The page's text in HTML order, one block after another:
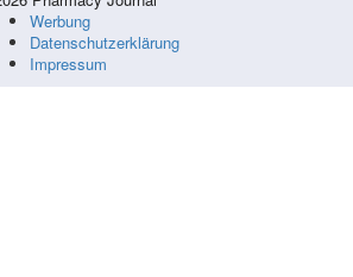
Werbung
Datenschutzerklärung
Impressum